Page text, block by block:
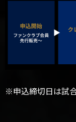
※申込締切日は試